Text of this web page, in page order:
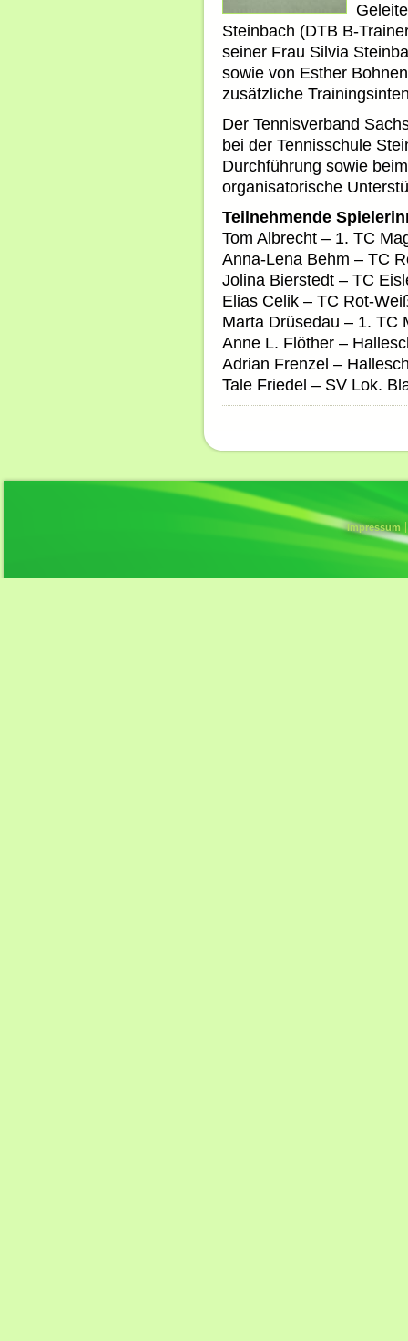
Steinbach (DTB B-
seiner Frau Silvia
sowie von Esther
zusätzliche
Der Tennisverband
bei der Tennisschule
Durchführung sowie
organisatorische
Teilnehmende
Tom Albrecht – 1. TC
Anna-Lena Behm – TC
Jolina Bierstedt – TC
Elias Celik – TC Rot-
Marta Drüsedau – 1. TC
Anne L. Flöther –
Adrian Frenzel –
Tale Friedel – SV Lok.
Impressum